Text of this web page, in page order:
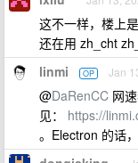
这不一样，楼上
还在用 zh_cht
linmi OP Jan
@DaRenCC 网
见： https://
。Electron 的话